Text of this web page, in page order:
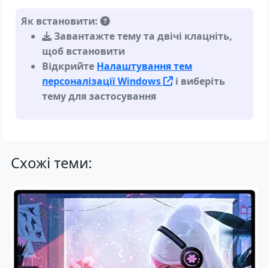
Як встановити:
Завантажте тему та двічі клацніть,
щоб встановити
Відкрийте Налаштування тем
персоналізації Windows
і виберіть
тему для застосування
Схожі теми: